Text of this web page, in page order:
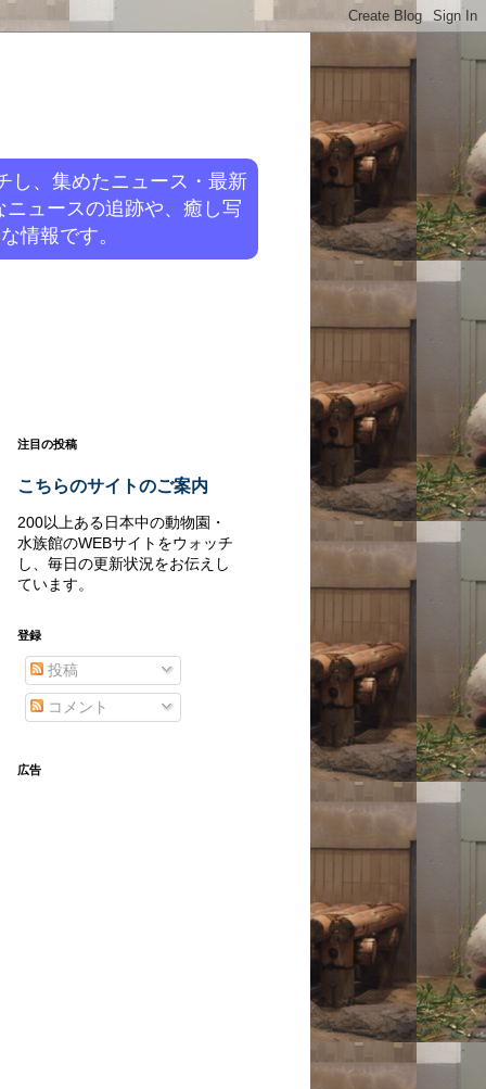
し、集めたニュース・最新
ュースの追跡や、癒し写
情報です。
注目の投稿
こちらのサイトのご案内
200以上ある日本中の動物園・
水族館のWEBサイトをウォッチ
し、毎日の更新状況をお伝えし
ています。
登録
投稿
コメント
広告